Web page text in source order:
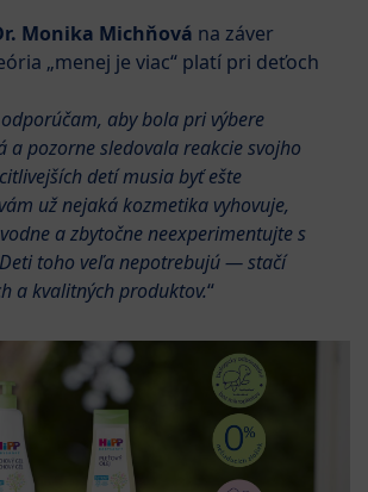
Monika Michňová na záver
„menej je viac“ platí pri deťoch
aby bola pri výbere
a pozorne sledovala reakcie svojho
detí musia byť ešte
už nejaká kozmetika vyhovuje,
a zbytočne neexperimentujte s
toho veľa nepotrebujú — stačí
a kvalitných produktov.“